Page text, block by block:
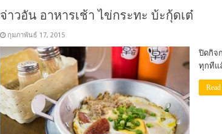
จ่าวอัน อาหารเช้า ไข่กระทะ บ้ะกุ้ดเต๋
กุมภาพันธ์ 17, 2015
ปิดกิจ
ทุกทีแ